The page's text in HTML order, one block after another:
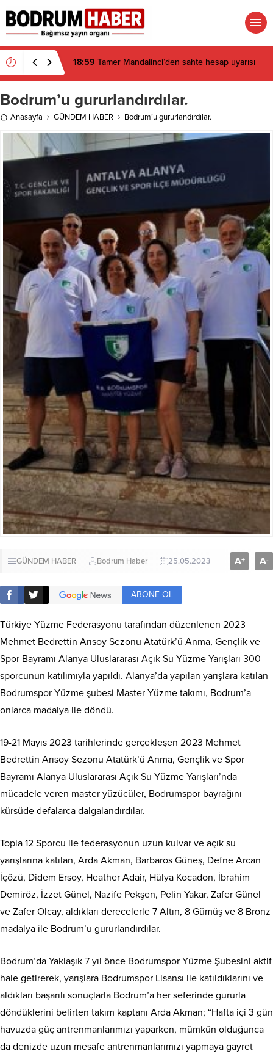
18:29 Bitez Kavşağı’nda lüks otomobil börekçiye
girdi: 2 yaralı
Bodrum’u gururlandırdılar.
Anasayfa GÜNDEM HABER Bodrum’u gururlandırdılar.
GÜNDEM HABER Bodrum Haber 25.05.2023 A+ A-
ABONE OL
Türkiye Yüzme Federasyonu tarafından düzenlenen 2023
Mehmet Bedrettin Arısoy Sezonu Atatürk’ü Anma, Gençlik ve
Spor Bayramı Alanya Uluslararası Açık Su Yüzme Yarışları 300
sporcunun katılımıyla yapıldı. Alanya’da yapılan yarışlara katılan
Bodrumspor Yüzme şubesi Master Yüzme takımı, Bodrum’a
onlarca madalya ile döndü.
19-21 Mayıs 2023 tarihlerinde gerçekleşen 2023 Mehmet
Bedrettin Arısoy Sezonu Atatürk’ü Anma, Gençlik ve Spor
Bayramı Alanya Uluslararası Açık Su Yüzme Yarışları’nda
mücadele veren master yüzücüler, Bodrumspor bayrağını
kürsüde defalarca dalgalandırdılar.
Topla 12 Sporcu ile federasyonun uzun kulvar ve açık su
yarışlarına katılan, Arda Akman, Barbaros Güneş, Defne Arcan
İçözü, Didem Ersoy, Heather Adair, Hülya Kocadon, İbrahim
Demiröz, İzzet Günel, Nazife Pekşen, Pelin Yakar, Zafer Günel
ve Zafer Olcay, aldıkları derecelerle 7 Altın, 8 Gümüş ve 8 Bronz
madalya ile Bodrum’u gururlandırdılar.
Bodrum’da Yaklaşık 7 yıl önce Bodrumspor Yüzme Şubesini aktif
hale getirerek, yarışlara Bodrumspor Lisansı ile katıldıklarını ve
aldıkları başarılı sonuçlarla Bodrum’a her seferinde gururla
döndüklerini belirten takım kaptanı Arda Akman; “Hafta içi 3 gün
havuzda güç antrenmanlarımızı yaparken, mümkün olduğunca
da denizde uzun mesafe antrenmanlarımızı yapmaya gayret